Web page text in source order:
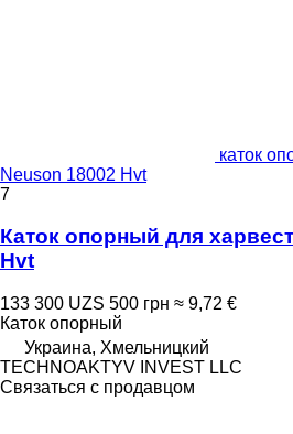
каток
Neuson 18002 Hvt
7
Каток опорный для
Hvt
133 300 UZS 500 грн ≈ 9,72 €
Каток опорный
Украина, Хмельницкий
TECHNOAKTYV INVEST LLC
Связаться с продавцом